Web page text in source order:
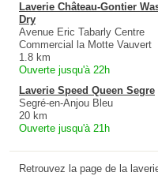
Laverie Château-Gontier
Dry
Avenue Eric Tabarly Centre
Commercial la Motte Vauvert
1.8 km
Ouverte jusqu'à 22h
Laverie Speed Queen Segre
Segré-en-Anjou Bleu
20 km
Ouverte jusqu'à 21h
Retrouvez la page de la